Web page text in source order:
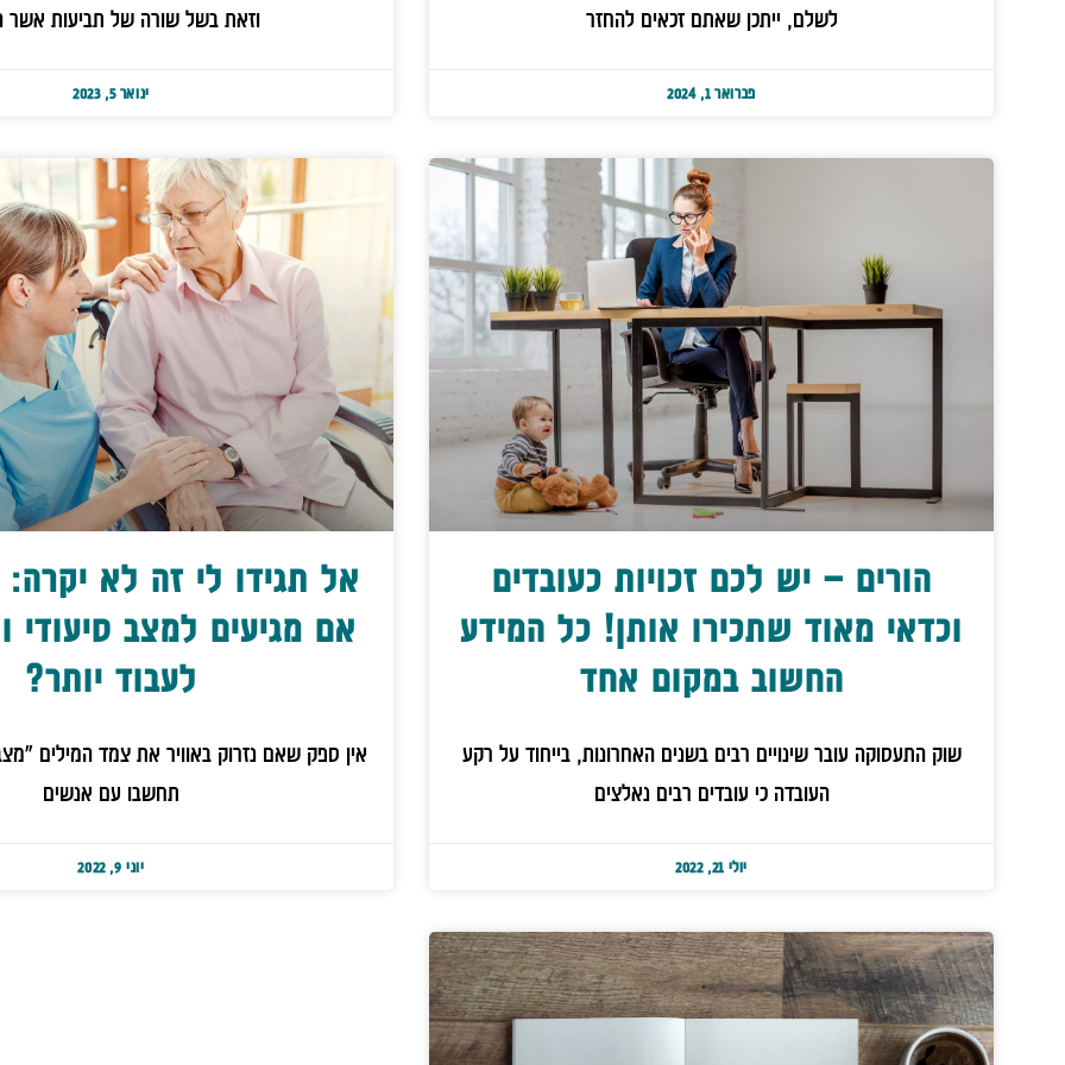
לשלם, ייתכן שאתם זכאים להחזר
פברואר 1, 2024
וזאת בשל שורה של תביעות אשר
ינואר 5, 2023
הורים – יש לכם זכויות כעובדים
וכדאי מאוד שתכירו אותן! כל המידע
החשוב במקום אחד
שוק התעסוקה עובר שינויים רבים בשנים האחרונות, בייחוד על רקע
העובדה כי עובדים רבים נאלצים
יולי 21, 2022
אל תגידו לי זה לא
אם מגיעים למצב סיעודי
לעבוד יותר?
אין ספק שאם נזרוק באוויר את צמד המילים
תחשבו עם אנשים
יוני 9, 2022